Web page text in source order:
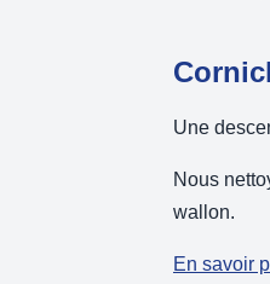
Une
Nous
wallon.
En savoir